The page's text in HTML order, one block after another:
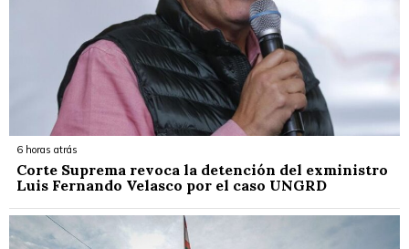
6 horas atrás
Corte Suprema revoca la detención del exministro
Luis Fernando Velasco por el caso UNGRD